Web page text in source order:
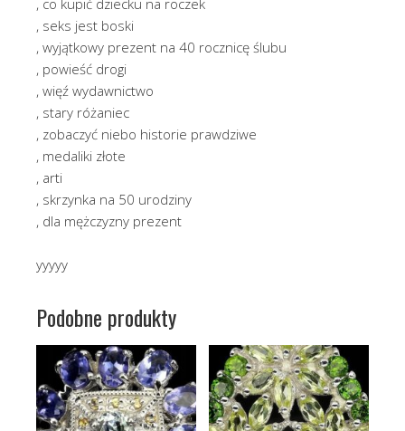
, seks jest boski
, wyjątkowy prezent na 40 rocznicę ślubu
, powieść drogi
, więź wydawnictwo
, stary różaniec
, zobaczyć niebo historie prawdziwe
, medaliki złote
, arti
, skrzynka na 50 urodziny
, dla mężczyzny prezent
yyyyy
Podobne produkty